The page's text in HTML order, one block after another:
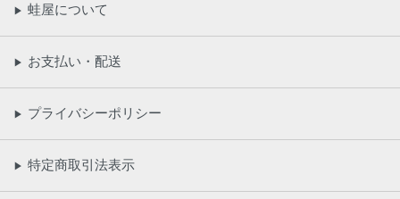
▶ 蛙屋について
▶ お支払い・配送
▶ プライバシーポリシー
▶ 特定商取引法表示